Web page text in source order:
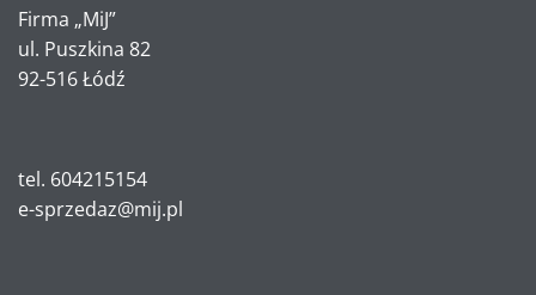
Firma „MiJ”
ul. Puszkina 82
92-516 Łódź
tel. 604215154
e-sprzedaz@mij.pl